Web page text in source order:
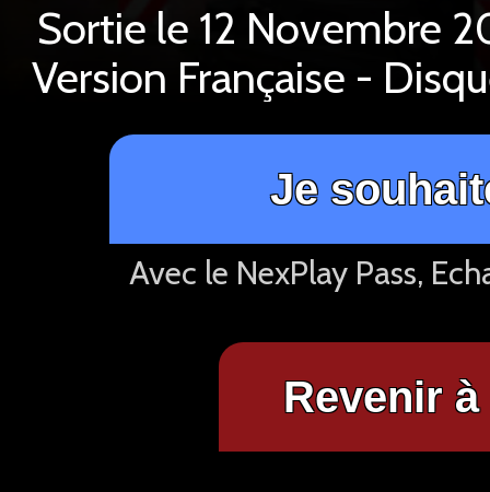
Sortie le 12 Novembre
Version Française -
Je
Avec le NexPlay Pass,
Revenir